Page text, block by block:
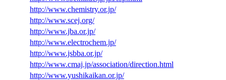
http://www.chemistry.or.jp/
http://www.scej.org/
http://www.jba.or.jp/
http://www.electrochem.jp/
http://www.jsbba.or.jp/
http://www.cmaj.jp/association/direction.html
http://www.yushikaikan.or.jp/